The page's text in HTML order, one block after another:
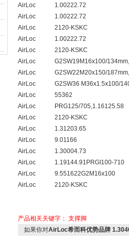
AirLoc
1.00222.72
AirLoc
1.00222.72
AirLoc
2120-KSKC
AirLoc
1.00222.72
AirLoc
2120-KSKC
AirLoc
G2SW19M16x100/
AirLoc
G2SW22M20x150/
AirLoc
G2SW36 M36x1.5x100/
AirLoc
55362
AirLoc
PRG125/705,1.16125.58
AirLoc
2120-KSKC
AirLoc
1.31203.65
AirLoc
9.01166
AirLoc
1.30004.73
AirLoc
1.19144.91PRGI100-710
AirLoc
9.551622G2M16x100
AirLoc
2120-KSKC
产品相关关键字： 支撑脚
如果你对AirLoc希而科优势品牌